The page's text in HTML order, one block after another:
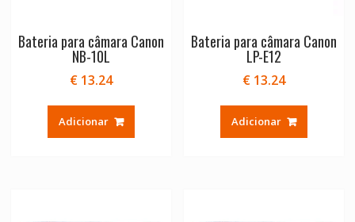
Bateria para câmara Canon
NB-10L
€13.24
Adicionar
Bateria para câmara Canon
LP-E12
€ 13.24
Adicionar